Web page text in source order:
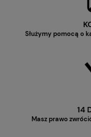
Służymy pomocą o
14
Masz prawo